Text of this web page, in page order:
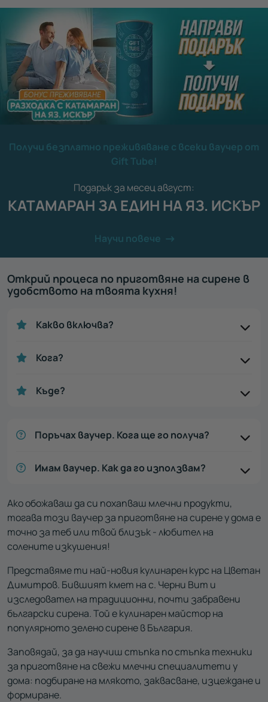
Получи безплатно преживяване с всеки ваучер от
Gift Tube!
Подарък за месец август:
КАТАМАРАН ЗА ЕДИН НА ЯЗ. ИСКЪР
Научи повече
Открий процеса по приготвяне на сирене в
удобството на твоята кухня!
Какво включва?
Кога?
Къде?
Поръчах ваучер. Кога ще го получа?
Имам ваучер. Как да го използвам?
Ако обожаваш да си похапваш млечни продукти,
тогава този ваучер за приготвяне на сирене у дома е
точно за теб или твой близък - любител на
солените изкушения!
Представяме ти най-новия кулинарен курс на Цветан
Димитров. Бившият кмет на с. Черни Вит и
изследовател на традиционни, почти забравени
български сирена. Той е кулинарен майстор на
популярното зелено сирене в България.
Заповядай, за да научиш стъпка по стъпка техники
за приготвяне на свежи млечни специалитети у
дома: подбиране на млякото, заквасване, изцеждане и
формиране.